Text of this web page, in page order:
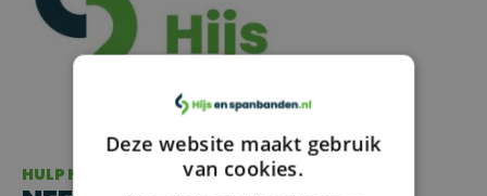
HULP NODIG?
Deze website maakt gebruik
van cookies.